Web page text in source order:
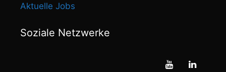
Aktuelle Jobs
Soziale Netzwerke